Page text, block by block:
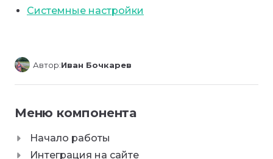
Системные настройки
Автор:Иван Бочкарев
Меню компонента
Начало работы
Интеграция на сайте